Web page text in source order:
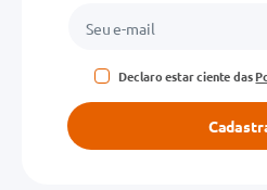
Declaro estar ciente das